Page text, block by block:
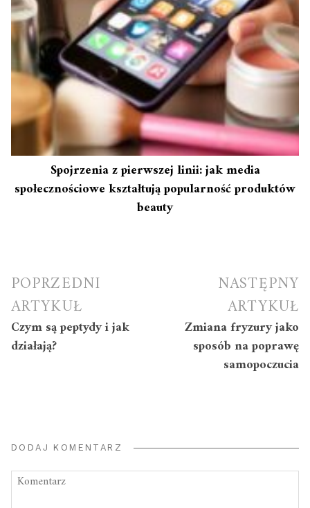
Spojrzenia z pierwszej linii: jak media
społecznościowe kształtują popularność produktów
beauty
Nawigacja
wpisu
POPRZEDNI
ARTYKUŁ
Czym są peptydy i jak
działają?
NASTĘPNY
ARTYKUŁ
Zmiana fryzury jako
sposób na poprawę
samopoczucia
DODAJ KOMENTARZ